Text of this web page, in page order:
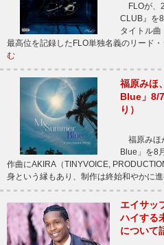
FLOが、
CLUB』を
タイトル曲
最高位を記録したFLO単独名義のリード
む
福原みほ
Blue」8/
り）
福原みほ
Blue」を8
作曲にAKIRA（TINYVOICE,
身という縁もあり、制作は終始和やかに
エイサッ
ハイする
について